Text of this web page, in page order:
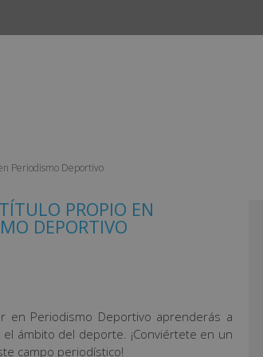
Periodismo Deportivo
PROPIO EN
DEPORTIVO
en Periodismo Deportivo aprenderás a
el ámbito del deporte. ¡Conviértete en un
campo periodístico!